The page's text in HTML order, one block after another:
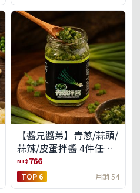
【醬兄醬弟】青蔥/蒜頭/
蒜辣/皮蛋拌醬 4件任選
(免運組)
NT$ 766
TOP 6 月銷 54